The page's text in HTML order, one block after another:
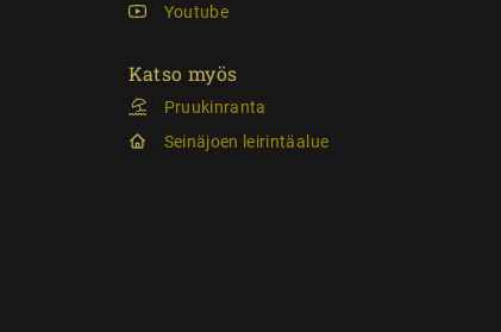
Youtube
Katso myös
Pruukinranta
Seinäjoen leirintäalue